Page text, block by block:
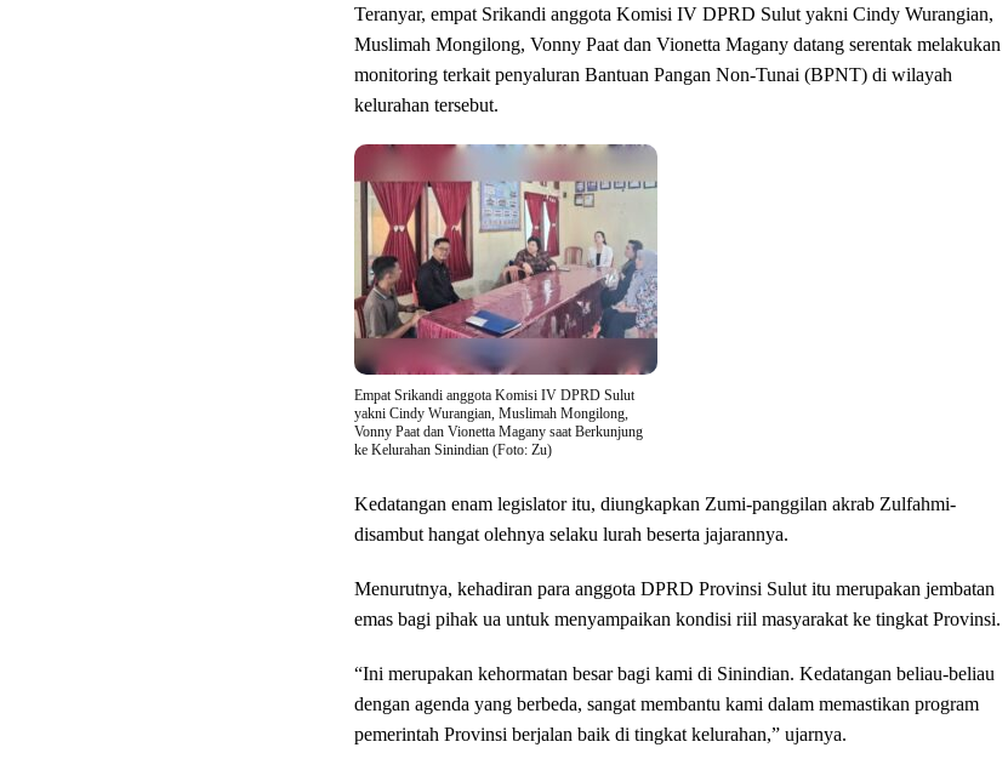
Teranyar, empat Srikandi anggota Komisi IV DPRD Sulut yakni Cindy Wurangian,
Muslimah Mongilong, Vonny Paat dan Vionetta Magany datang serentak melakukan
monitoring terkait penyaluran Bantuan Pangan Non-Tunai (BPNT) di wilayah
kelurahan tersebut.
Empat Srikandi anggota Komisi IV DPRD Sulut
yakni Cindy Wurangian, Muslimah Mongilong,
Vonny Paat dan Vionetta Magany saat Berkunjung
ke Kelurahan Sinindian (Foto: Zu)
Kedatangan enam legislator itu, diungkapkan Zumi-panggilan akrab Zulfahmi-
disambut hangat olehnya selaku lurah beserta jajarannya.
Menurutnya, kehadiran para anggota DPRD Provinsi Sulut itu merupakan jembatan
emas bagi pihak ua untuk menyampaikan kondisi riil masyarakat ke tingkat Provinsi.
“Ini merupakan kehormatan besar bagi kami di Sinindian. Kedatangan beliau-beliau
dengan agenda yang berbeda, sangat membantu kami dalam memastikan program
pemerintah Provinsi berjalan baik di tingkat kelurahan,” ujarnya.